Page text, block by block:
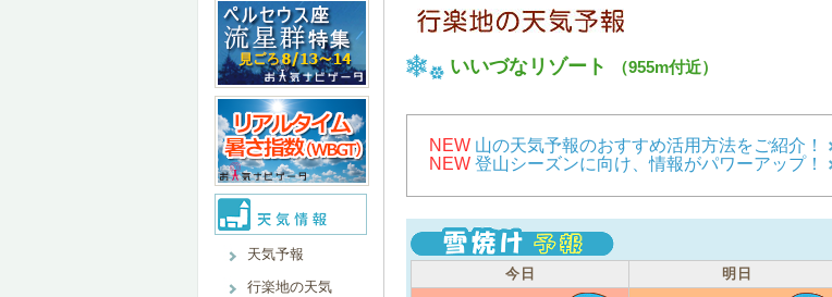
天気予報
行楽地の天気
いいづなリゾート （955m付近）
NEW 山の天気予報のおすすめ活用方法をご紹介！
NEW 登山シーズンに向け、情報がパワーアップ！
今日
明日